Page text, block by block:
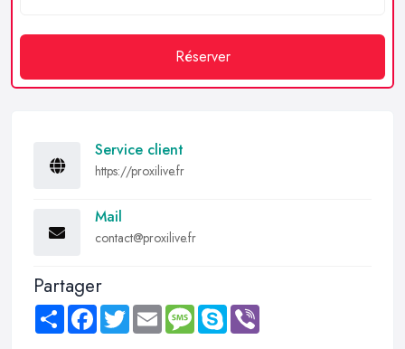
Réserver
Service client
https://proxilive.fr
Mail
contact@proxilive.fr
Partager
Share FacebookTwitter Email MessageSkype